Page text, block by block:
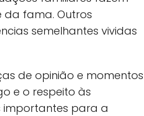
fama. Outros
semelhantes vividas
de opinião e momentos
e o respeito às
para a